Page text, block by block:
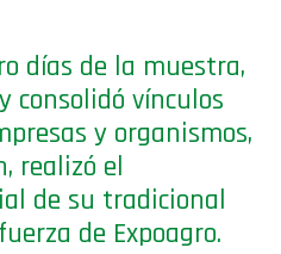
días de la muestra,
consolidó vínculos
y organismos,
realizó el
de su tradicional
de Expoagro.